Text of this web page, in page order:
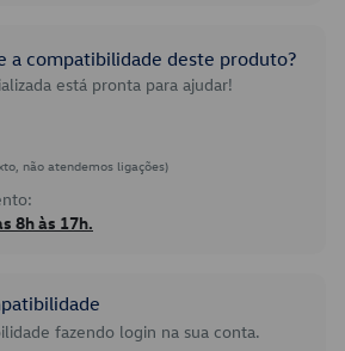
a compatibilidade deste produto?
está pronta para ajudar!
não atendemos ligações)
8h às 17h.
fazendo login na sua conta.